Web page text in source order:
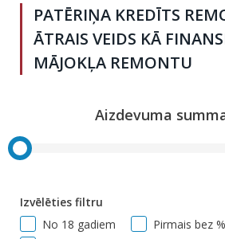
PATĒRIŅA KREDĪTS
ĀTRAIS VEIDS KĀ
MĀJOKĻA REMONTU
Aizdevuma
Izvēlēties filtru
No 18 gadiem
Pirmais bez %